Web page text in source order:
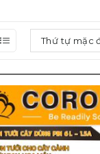
Thứ tự mặc